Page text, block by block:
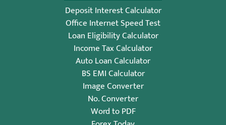
Deposit Interest Calculator
Office Internet Speed Test
Loan Eligibility Calculator
Income Tax Calculator
Auto Loan Calculator
BS EMI Calculator
Image Converter
No. Converter
Word to PDF